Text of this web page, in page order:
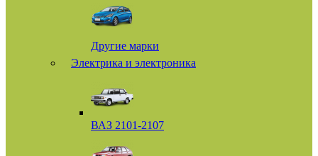
Другие марки
Электрика и электроника
ВАЗ 2101-2107